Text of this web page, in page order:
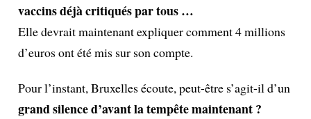
vaccins déjà critiqués par tous …
Elle devrait maintenant expliquer comment 4 millions
d’euros ont été mis sur son compte.
Pour l’instant, Bruxelles écoute, peut-être s’agit-il d’un
grand silence d’avant la tempête maintenant ?